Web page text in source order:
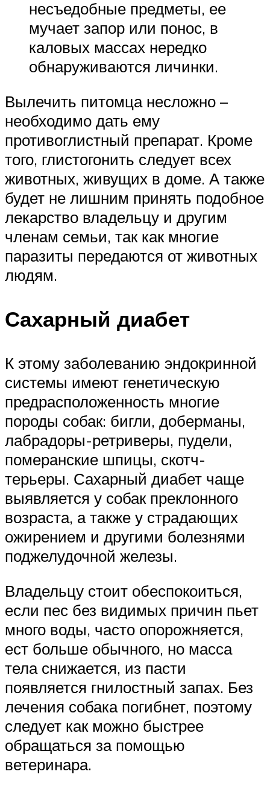
несъедобные предметы, ее
мучает запор или понос, в
каловых массах нередко
обнаруживаются личинки.
Вылечить питомца несложно –
необходимо дать ему
противоглистный препарат. Кроме
того, глистогонить следует всех
животных, живущих в доме. А также
будет не лишним принять подобное
лекарство владельцу и другим
членам семьи, так как многие
паразиты передаются от животных
людям.
Сахарный диабет
К этому заболеванию эндокринной
системы имеют генетическую
предрасположенность многие
породы собак: бигли, доберманы,
лабрадоры-ретриверы, пудели,
померанские шпицы, скотч-
терьеры. Сахарный диабет чаще
выявляется у собак преклонного
возраста, а также у страдающих
ожирением и другими болезнями
поджелудочной железы.
Владельцу стоит обеспокоиться,
если пес без видимых причин пьет
много воды, часто опорожняется,
ест больше обычного, но масса
тела снижается, из пасти
появляется гнилостный запах. Без
лечения собака погибнет, поэтому
следует как можно быстрее
обращаться за помощью
ветеринара.